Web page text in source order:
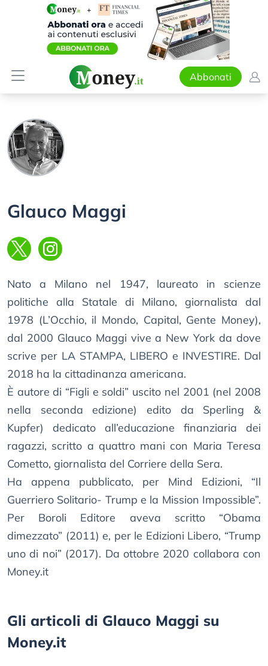
Abbonati
Glauco Maggi
Nato a Milano nel 1947, laureato in scienze
politiche alla Statale di Milano, giornalista dal
1978 (L’Occhio, il Mondo, Capital, Gente Money),
dal 2000 Glauco Maggi vive a New York da dove
scrive per LA STAMPA, LIBERO e INVESTIRE. Dal
2018 ha la cittadinanza americana.
È autore di “Figli e soldi” uscito nel 2001 (nel 2008
nella seconda edizione) edito da Sperling &
Kupfer) dedicato all’educazione finanziaria dei
ragazzi, scritto a quattro mani con Maria Teresa
Cometto, giornalista del Corriere della Sera.
Ha appena pubblicato, per Mind Edizioni, “Il
Guerriero Solitario- Trump e la Mission Impossible”.
Per Boroli Editore aveva scritto “Obama
dimezzato” (2011) e, per le Edizioni Libero, “Trump
uno di noi” (2017). Da ottobre 2020 collabora con
Money.it
Gli articoli di Glauco Maggi su
Money.it